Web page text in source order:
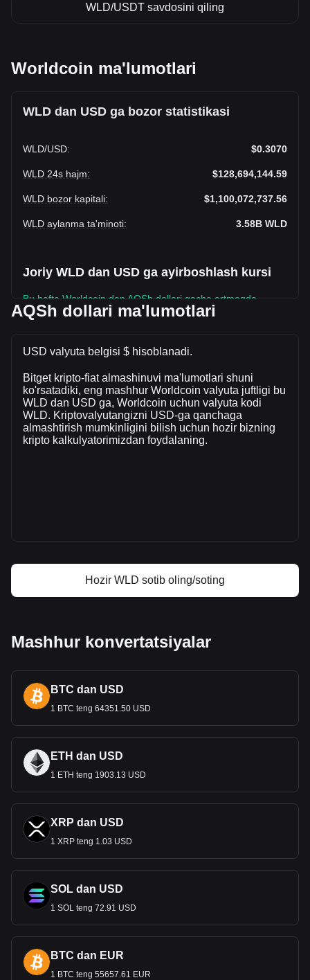
WLD/USDT savdosini qiling
Worldcoin ma'lumotlari
WLD dan USD ga bozor statistikasi
WLD/USD: $0.3070
WLD 24s hajm: $128,694,144.59
WLD bozor kapitali: $1,100,072,737.56
WLD aylanma ta'minoti: 3.58B WLD
Joriy WLD dan USD ga ayirboshlash kursi
Bu hafta Worldcoin dan AQSh dollari gacha ortmoqda.
Worldcoin ning joriy narxi - WLD uchun $0.3070. Aylanma
bozor kapitali $1,100,072,737.56 USD ekanligini bildiradi.
$-6,651,422.55 USD ga oʻzgardi, bu -4.91%. Bundan
tashqari, oxirgi kunda $135,345,567.14 qiymatida WLD
sotildi.
Bitgetda Worldcoin haqida batafsil ma'lumot
AQSh dollari ma'lumotlari
USD valyuta belgisi $ hisoblanadi.
Bitget kripto-fiat almashinuvi ma'lumotlari shuni
ko'rsatadiki, eng mashhur Worldcoin valyuta juftligi bu
WLD dan USD ga, Worldcoin uchun valyuta kodi
WLD. Kriptovalyutangizni USD-ga qanchaga
almashtirish mumkinligini bilish uchun hozir bizning
kripto kalkulyatorimizdan foydalaning.
Hozir WLD sotib oling/soting
Mashhur konvertatsiyalar
BTC dan USD
1 BTC teng 64351.50 USD
ETH dan USD
1 ETH teng 1903.13 USD
XRP dan USD
1 XRP teng 1.03 USD
SOL dan USD
1 SOL teng 72.91 USD
BTC dan EUR
1 BTC teng 55657.61 EUR